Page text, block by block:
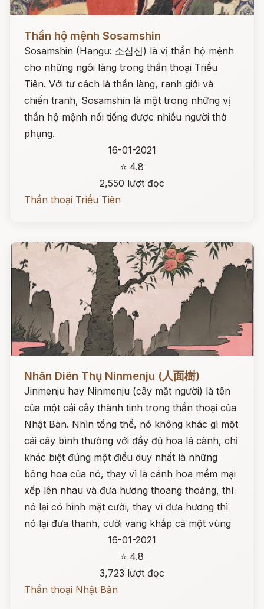
Đọc ngay
Thần hộ mệnh Sosamshin
Sosamshin (Hangu: 소삼신) là vị thần hộ mệnh
cho những ngôi làng trong thần thoại Triều
Tiên. Với tư cách là thần làng, ranh giới và
chiến tranh, Sosamshin là một trong những vị
thần hộ mệnh nổi tiếng được nhiều người thờ
phụng.
16-01-2021
⭐ 4.8
2,550 lượt đọc
Thần thoại Triều Tiên
Nhân Diên Thụ Ninmenju (人面樹)
Jinmenju hay Ninmenju (cây mặt người) là tên
của một cái cây thành tinh trong thần thoại của
Nhật Bản. Nhìn tổng thể, nó không khác gì một
cái cây bình thường với đầy đủ hoa lá cành, chỉ
khác biệt đúng một điều duy nhất là những
bông hoa của nó, thay vì là cánh hoa mềm mại
xếp lên nhau và đưa hương thoang thoảng, thì
nó lại có hình mặt cười, thay vì đưa hương thì
nó lại đưa thanh, cười vang khắp cả một vùng
16-01-2021
⭐ 4.8
3,723 lượt đọc
Thần thoại Nhật Bản